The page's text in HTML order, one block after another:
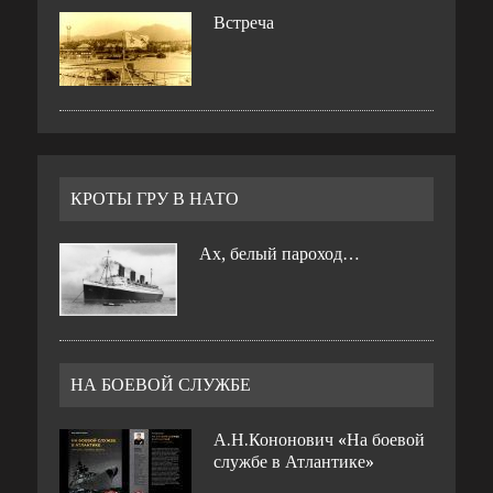
Встреча
КРОТЫ ГРУ В НАТО
Ах, белый пароход…
НА БОЕВОЙ СЛУЖБЕ
А.Н.Кононович «На боевой
службе в Атлантике»